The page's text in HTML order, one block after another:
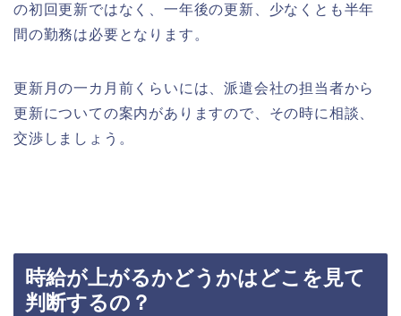
の初回更新ではなく、一年後の更新、少なくとも半年
間の勤務は必要となります。
更新月の一カ月前くらいには、派遣会社の担当者から
更新についての案内がありますので、その時に相談、
交渉しましょう。
時給が上がるかどうかはどこを見て
判断するの？